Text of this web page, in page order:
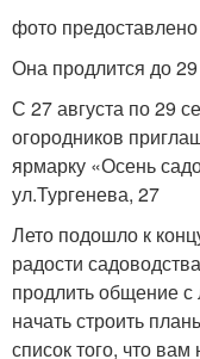
фото
Она продлится до
С 27 августа по 29
огородников
ярмарку «Осень
ул.Тургенева, 27
Лето подошло к
радости
продлить общение
начать строить
список того, что